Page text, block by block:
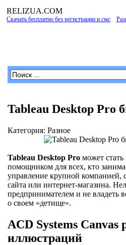
RELIZUA.COM
Скачать бесплатно без регистрации и смс
Tableau Desktop Pro
Категория: Разное
Tableau Desktop Pro может
помощником для всех, кто
управление крупной компанией,
сайта или интернет-магазина.
предпринимателем и не владеть
о своем «детище».
ACD Systems Canvas
иллюстраций